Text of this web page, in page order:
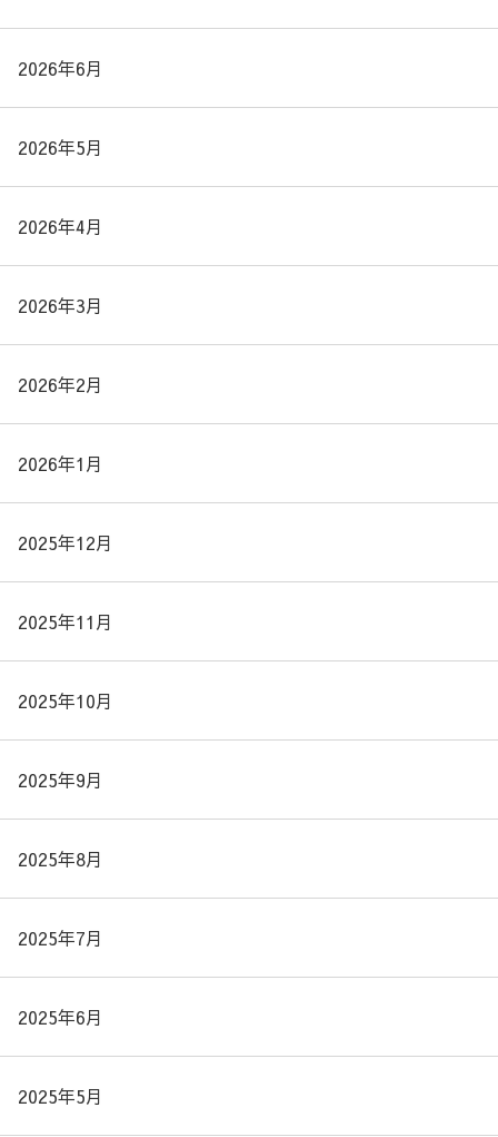
2026年6月
2026年5月
2026年4月
2026年3月
2026年2月
2026年1月
2025年12月
2025年11月
2025年10月
2025年9月
2025年8月
2025年7月
2025年6月
2025年5月